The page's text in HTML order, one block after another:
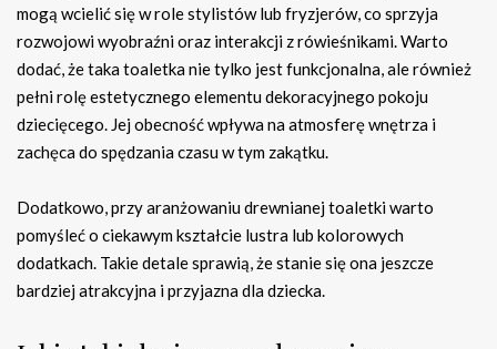
mogą wcielić się w role stylistów lub fryzjerów, co sprzyja
rozwojowi wyobraźni oraz interakcji z rówieśnikami. Warto
dodać, że taka toaletka nie tylko jest funkcjonalna, ale również
pełni rolę estetycznego elementu dekoracyjnego pokoju
dziecięcego. Jej obecność wpływa na atmosferę wnętrza i
zachęca do spędzania czasu w tym zakątku.
Dodatkowo, przy aranżowaniu drewnianej toaletki warto
pomyśleć o ciekawym kształcie lustra lub kolorowych
dodatkach. Takie detale sprawią, że stanie się ona jeszcze
bardziej atrakcyjna i przyjazna dla dziecka.